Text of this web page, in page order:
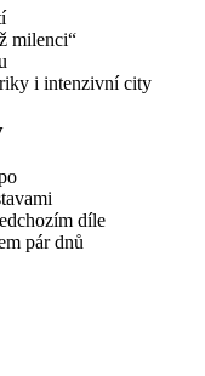
milenci“
i intenzivní city
díle
pár dnů